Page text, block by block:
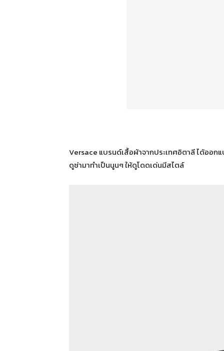
Versace แบรนด์เสื้อผ้าจากประเทศอิตาลี ได้ออ
ดูซ่ามาทำเป็นนูนๆ ให้ดูโดดเด่นมีสไตล์